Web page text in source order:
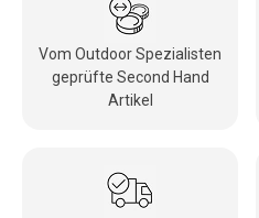
Vom Outdoor Spezialisten
geprüfte Second Hand
Artikel